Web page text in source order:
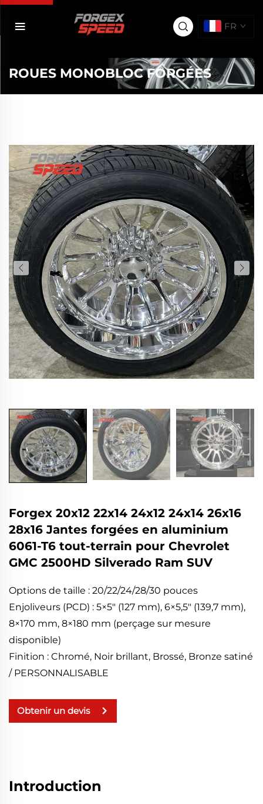
FR
ROUES MONOBLOC FORGÉES
Forgex 20x12 22x14 24x12 24x14 26x16
28x16 Jantes forgées en aluminium
6061-T6 tout-terrain pour Chevrolet
GMC 2500HD Silverado Ram SUV
Options de taille : 20/22/24/28/30 pouces
Enjoliveurs (PCD) : 5×5" (127 mm), 6×5,5" (139,7 mm),
8×170 mm, 8×180 mm (perçage sur mesure
disponible)
Finition : Chromé, Noir brillant, Brossé, Bronze satiné
/ PERSONNALISABLE
Obtenir un devis
Introduction